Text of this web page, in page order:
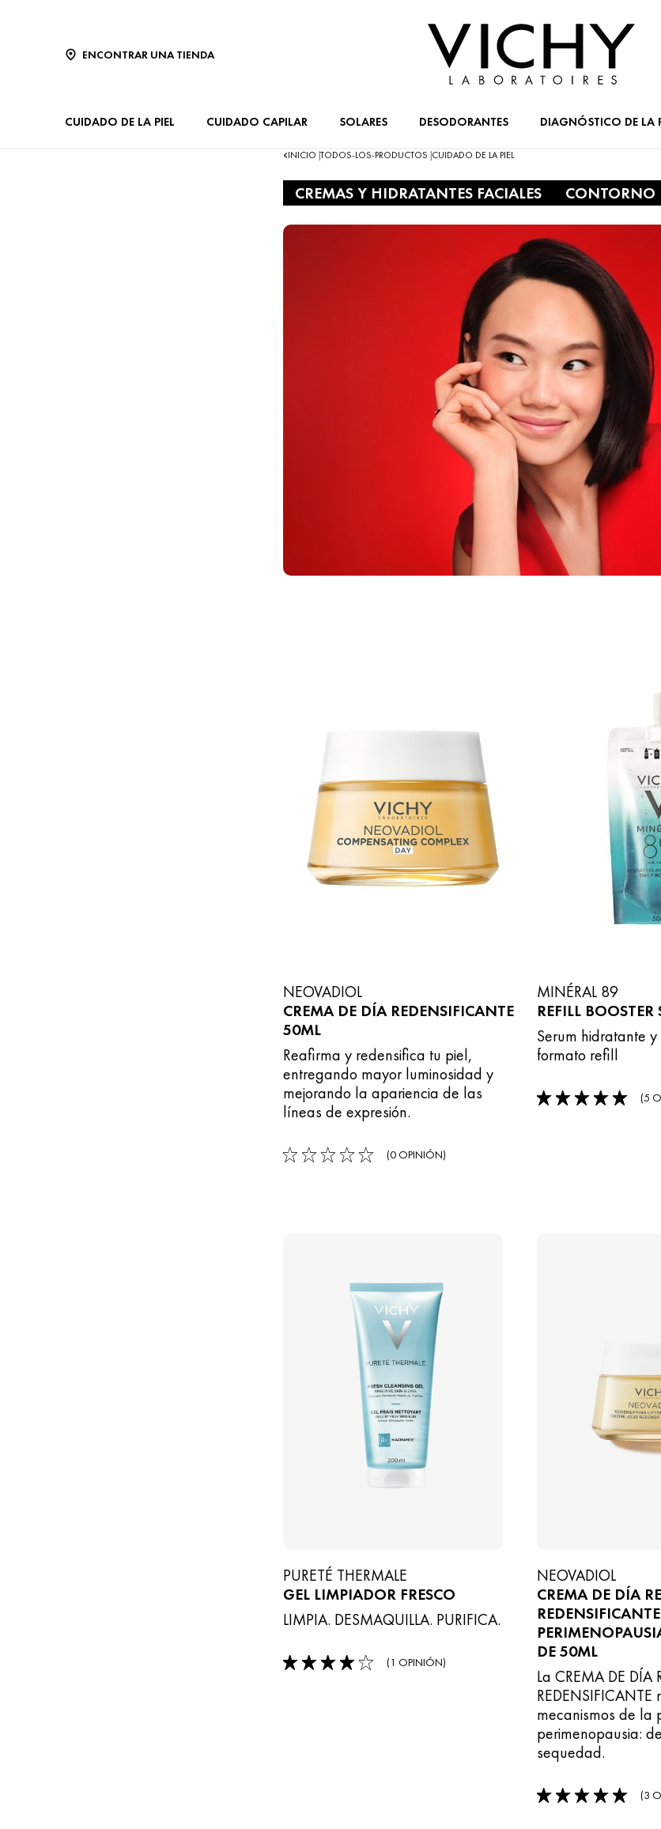
ENCONTRAR UNA TIENDA
CUIDADO DE LA PIEL CUIDADO CAPILAR SOLARES DESODORANTES DIAGNÓSTICO DE LA
INICIO|TODOS-LOS-PRODUCTOSCUIDADO DE LA PIEL
CREMAS Y HIDRATANTES FACIALES CONTORNO
NEOVADIOL
CREMA DE DÍA REDENSIFICANTE
50ML
Reafirma y redensifica tu piel,
entregando mayor luminosidad y
mejorando la apariencia de las
líneas de expresión.
0/5 (0 OPINIÓN)
MINÉRAL 89
REFILL BOOSTER
Serum hidratante
formato refill
5/5 (5
PURETÉ THERMALE
GEL LIMPIADOR FRESCO
LIMPIA. DESMAQUILLA. PURIFICA.
4/5 (1 OPINIÓN)
NEOVADIOL
CREMA DE DÍA
DE 50ML
La CREMA DE DÍA
REDENSIFICANTE
mecanismos de la
perimenopausia:
sequedad.
5/5 (3